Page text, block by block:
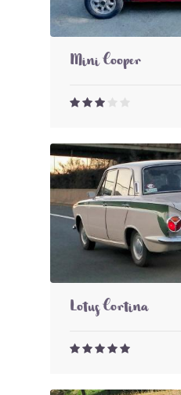
Mini Cooper
Lotus Cortina